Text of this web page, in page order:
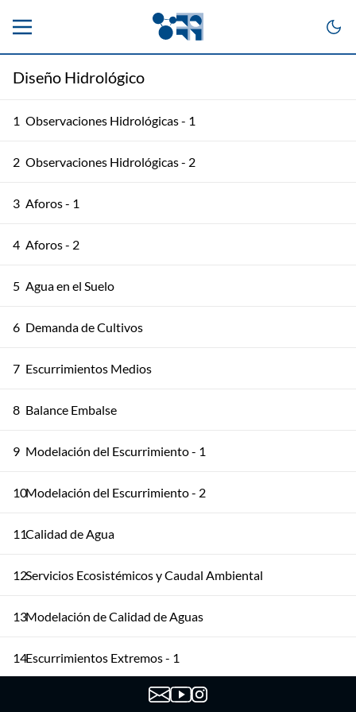
Diseño Hidrológico
1 Observaciones Hidrológicas - 1
2 Observaciones Hidrológicas - 2
3 Aforos - 1
4 Aforos - 2
5 Agua en el Suelo
6 Demanda de Cultivos
7 Escurrimientos Medios
8 Balance Embalse
9 Modelación del Escurrimiento - 1
10Modelación del Escurrimiento - 2
11Calidad de Agua
12Servicios Ecosistémicos y Caudal Ambiental
13Modelación de Calidad de Aguas
14Escurrimientos Extremos - 1
Escurrimientos Extremos - 2